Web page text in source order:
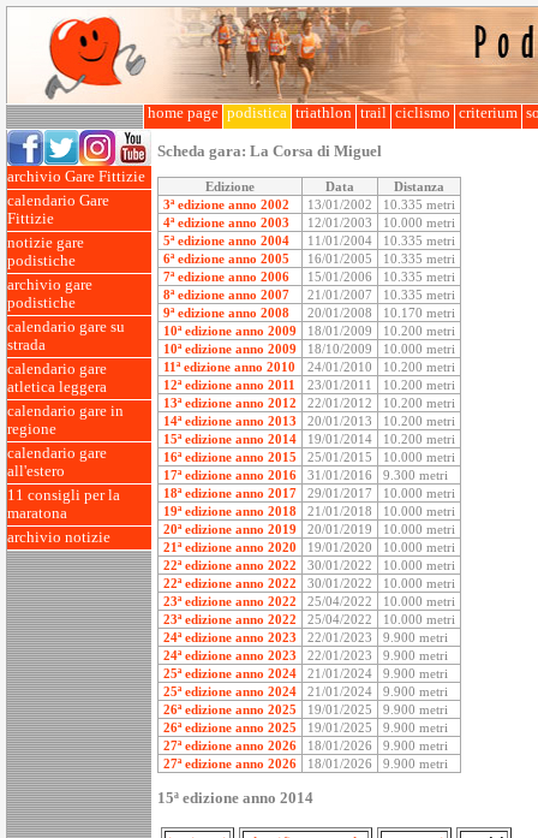
home page podistica triathlon trail ciclismo criterium
archivio Gare Fittizie
calendario Gare
Fittizie
notizie gare
podistiche
archivio gare
podistiche
calendario gare su
strada
calendario gare
atletica leggera
calendario gare in
regione
calendario gare
all'estero
11 consigli per la
maratona
archivio notizie
Scheda gara: La Corsa di Miguel
Edizione Data
Distanza
3ª edizione anno 2002
13/01/2002
10.335 metri
4ª edizione anno 2003
12/01/2003
10.000 metri
5ª edizione anno 2004
11/01/2004
10.335 metri
6ª edizione anno 2005
16/01/2005
10.335 metri
7ª edizione anno 2006
15/01/2006
10.335 metri
8ª edizione anno 2007
21/01/2007
10.335 metri
9ª edizione anno 2008
20/01/2008
10.170 metri
10ª edizione anno 2009
18/01/2009
10.200 metri
10ª edizione anno 2009
18/10/2009
10.000 metri
11ª edizione anno 2010
24/01/2010
10.200 metri
12ª edizione anno 2011
23/01/2011
10.200 metri
13ª edizione anno 2012
22/01/2012
10.200 metri
14ª edizione anno 2013
20/01/2013
10.200 metri
15ª edizione anno 2014
19/01/2014
10.200 metri
16ª edizione anno 2015
25/01/2015
10.000 metri
17ª edizione anno 2016
31/01/2016
9.300 metri
18ª edizione anno 2017
29/01/2017
10.000 metri
19ª edizione anno 2018
21/01/2018
10.000 metri
20ª edizione anno 2019
20/01/2019
10.000 metri
21ª edizione anno 2020
19/01/2020
10.000 metri
22ª edizione anno 2022
30/01/2022
10.000 metri
22ª edizione anno 2022
30/01/2022
10.000 metri
23ª edizione anno 2022
25/04/2022
10.000 metri
23ª edizione anno 2022
25/04/2022
10.000 metri
24ª edizione anno 2023
22/01/2023
9.900 metri
24ª edizione anno 2023
22/01/2023
9.900 metri
25ª edizione anno 2024
21/01/2024
9.900 metri
25ª edizione anno 2024
21/01/2024
9.900 metri
26ª edizione anno 2025
19/01/2025
9.900 metri
26ª edizione anno 2025
19/01/2025
9.900 metri
27ª edizione anno 2026
18/01/2026
9.900 metri
27ª edizione anno 2026
18/01/2026 9.900 metri
15ª edizione anno 2014